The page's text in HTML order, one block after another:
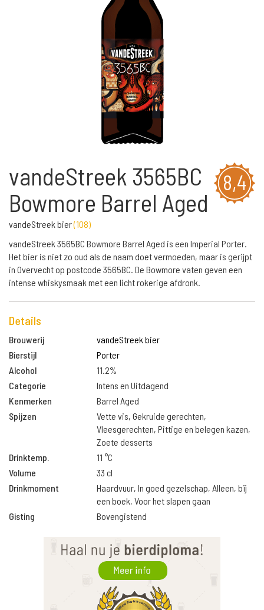
8,4
vandeStreek 3565BC
Bowmore Barrel Aged
vandeStreek bier(108)
vandeStreek 3565BC Bowmore Barrel Aged is een Imperial Porter.
Het bier is niet zo oud als de naam doet vermoeden, maar is gerijpt
in Overvecht op postcode 3565BC. De Bowmore vaten geven een
intense whiskysmaak met een licht rokerige afdronk.
Details
Brouwerij
vandeStreek bier
Bierstijl
Porter
Alcohol
11.2%
Categorie
Intens en Uitdagend
Kenmerken
Barrel Aged
Spijzen
Vette vis, Gekruide gerechten,
Vleesgerechten, Pittige en belegen kazen,
Zoete desserts
Drinktemp.
11 °C
Volume
33 cl
Drinkmoment
Haardvuur, In goed gezelschap, Alleen, bij
een boek, Voor het slapen gaan
Gisting
Bovengistend